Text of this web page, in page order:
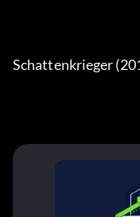
Schattenkrieger